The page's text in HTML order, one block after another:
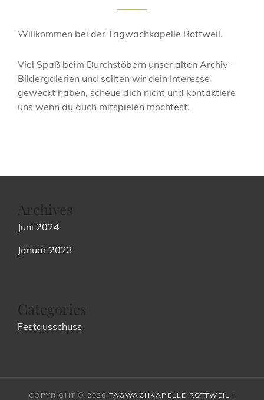
Willkommen bei der Tagwachkapelle Rottweil.
Viel Spaß beim Durchstöbern unser alten Archiv-
Bildergalerien und sollten wir dein Interesse
geweckt haben, scheue dich nicht und kontaktiere
uns wenn du auch mitspielen möchtest.
Juni 2024
Januar 2023
Festausschuss
COPYRIGHT © 2026 TAGWACHKAPELLE ROTTWEIL |